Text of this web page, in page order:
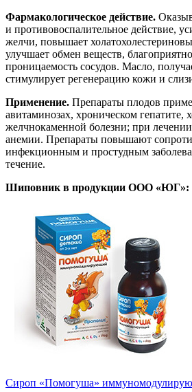
Фармакологическое действие.
и противовоспалительное действие,
желчи, повышает
улучшает обмен веществ,
проницаемость сосудов. Масло,
стимулирует регенерацию кожи и
Применение. Препараты плодов
авитаминозах, хроническом гепатите,
желчнокаменной болезни; при
анемии. Препараты повышают
инфекционным и простудным
течение.
Шиповник в продукции ООО «ЮГ»:
Сироп «Помогуша»